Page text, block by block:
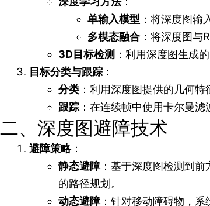
单输入模型 ：将深度图输
多模态融合 ：将深度图与
3D目标检测 ：利用深度图生成
目标分类与跟踪 ：
分类 ：利用深度图提供的几何
跟踪 ：在连续帧中使用卡尔曼
二、深度图避障技术
避障策略：
静态避障：基于深度图检测到
的路径规划。
动态避障：针对移动障碍物，系